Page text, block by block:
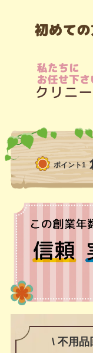
ポイント1
\ 不用品